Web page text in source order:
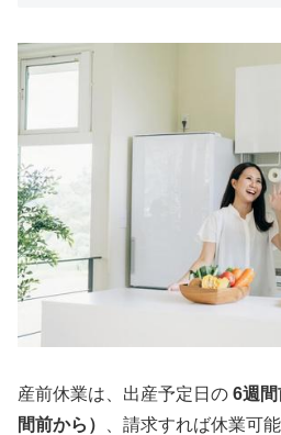
産前休業は、出産予定日の 6週間
間前から）
、請求すれば休業可能